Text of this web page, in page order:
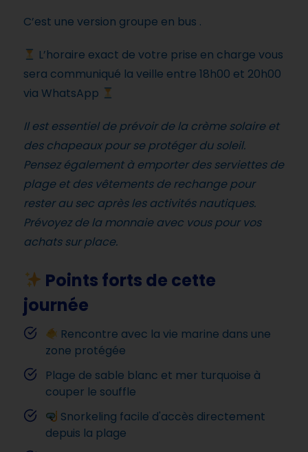
C’est une version groupe en bus .
L’horaire exact de votre prise en charge vous
sera communiqué la veille entre 18h00 et 20h00
via WhatsApp
Il est essentiel de prévoir de la crème solaire et
des chapeaux pour se protéger du soleil.
Pensez également à emporter des serviettes de
plage et des vêtements de rechange pour
rester au sec après les activités nautiques.
Prévoyez de la monnaie avec vous pour vos
achats sur place.
Points forts de cette
journée
Rencontre avec la vie marine dans une
zone protégée
Plage de sable blanc et mer turquoise à
couper le souffle
Snorkeling facile d'accès directement
depuis la plage